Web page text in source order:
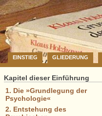
EINSTIEG GLIEDERUNG
Kapitel dieser Einführung
1. Die »Grundlegung der
Psychologie«
2. Entstehung des